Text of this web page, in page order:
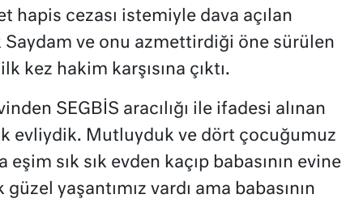
hapis cezası istemiyle dava açılan
Saydam ve onu azmettirdiği öne sürülen
kez hakim karşısına çıktı.
SEGBİS aracılığı ile ifadesi alınan
evliydik. Mutluyduk ve dört çocuğumuz
eşim sık sık evden kaçıp babasının evine
yaşantımız vardı ama babasının